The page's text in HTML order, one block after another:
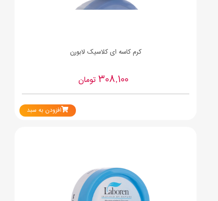
کرم کاسه ای کلاسیک لابورن
308,100تومان
افزودن به سبد